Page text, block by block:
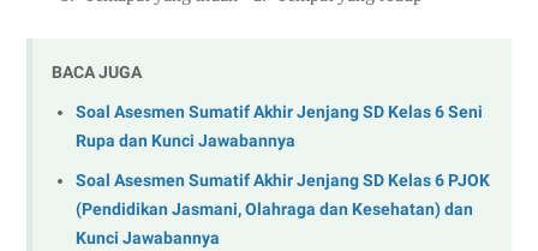
BACA JUGA
Soal Asesmen Sumatif Akhir Jenjang SD Kelas 6 Seni
Rupa dan Kunci Jawabannya
Soal Asesmen Sumatif Akhir Jenjang SD Kelas 6 PJOK
(Pendidikan Jasmani, Olahraga dan Kesehatan) dan
Kunci Jawabannya